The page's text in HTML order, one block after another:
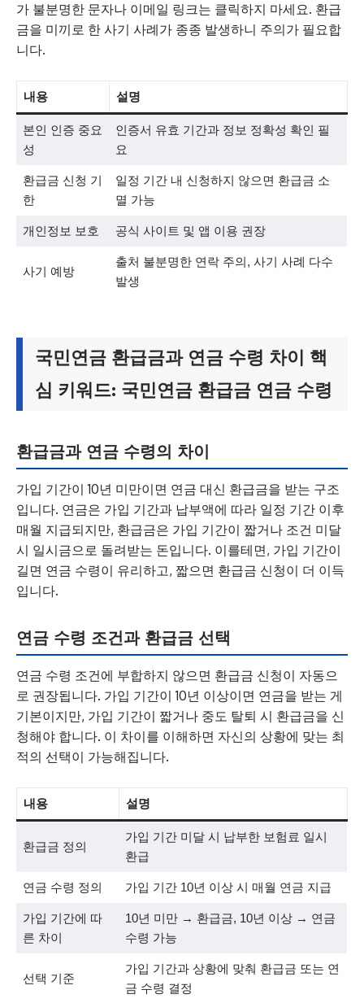
가 불분명한 문자나 이메일 링크는 클릭하지 마세요. 환급
금을 미끼로 한 사기 사례가 종종 발생하니 주의가 필요합
니다.
내용 설명
본인 인증 중요
성
인증서 유효 기간과 정보 정확성 확인 필
요
환급금 신청 기
한
일정 기간 내 신청하지 않으면 환급금 소
멸 가능
개인정보 보호 공식 사이트 및 앱 이용 권장
사기 예방
출처 불분명한 연락 주의, 사기 사례 다수
발생
국민연금 환급금과 연금 수령 차이 핵
심 키워드: 국민연금 환급금 연금 수령
환급금과 연금 수령의 차이
가입 기간이 10년 미만이면 연금 대신 환급금을 받는 구조
입니다. 연금은 가입 기간과 납부액에 따라 일정 기간 이후
매월 지급되지만, 환급금은 가입 기간이 짧거나 조건 미달
시 일시금으로 돌려받는 돈입니다. 이를테면, 가입 기간이
길면 연금 수령이 유리하고, 짧으면 환급금 신청이 더 이득
입니다.
연금 수령 조건과 환급금 선택
연금 수령 조건에 부합하지 않으면 환급금 신청이 자동으
로 권장됩니다. 가입 기간이 10년 이상이면 연금을 받는 게
기본이지만, 가입 기간이 짧거나 중도 탈퇴 시 환급금을 신
청해야 합니다. 이 차이를 이해하면 자신의 상황에 맞는 최
적의 선택이 가능해집니다.
내용 설명
환급금 정의
가입 기간 미달 시 납부한 보험료 일시
환급
연금 수령 정의 가입 기간 10년 이상 시 매월 연금 지급
가입 기간에 따
른 차이
10년 미만 → 환급금, 10년 이상 → 연금
수령 가능
선택 기준
가입 기간과 상황에 맞춰 환급금 또는 연
금 수령 결정